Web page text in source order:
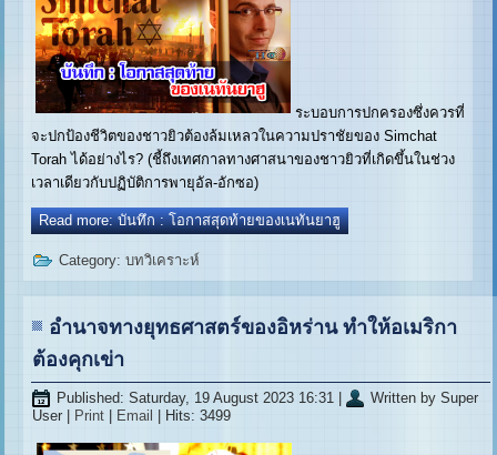
ระบอบการปกครองซึ่งควรที่
จะปกป้องชีวิตของชาวยิวต้องล้มเหลวในความปราชัยของ Simchat
Torah ได้อย่างไร? (ชี้ถึงเทศกาลทางศาสนาของชาวยิวที่เกิดขึ้นในช่วง
เวลาเดียวกับปฏิบัติการพายุอัล-อักซอ)
Read more: บันทึก : โอกาสสุดท้ายของเนทันยาฮู
Category:บทวิเคราะห์
อำนาจทางยุทธศาสตร์ของอิหร่าน ทำให้อเมริกา
ต้องคุกเข่า
Published: Saturday, 19 August 2023 16:31 |
Written by Super
User
Print Email | Hits: 3499